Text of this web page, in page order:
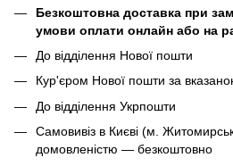
Безкоштовна доставка при
умови оплати онлайн або на
До відділення Нової пошти
Кур'єром Нової пошти за
До відділення Укрпошти
Самовивіз в Києві (м.
домовленістю — безкоштовно